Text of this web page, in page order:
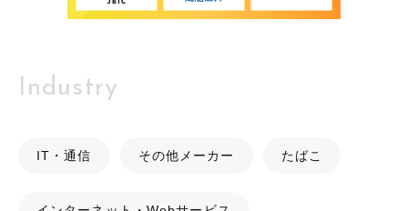
Industry
IT・通信 その他メーカー たばこ